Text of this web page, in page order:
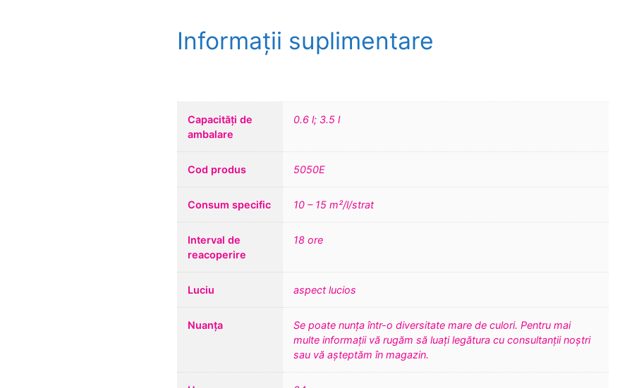
Informații suplimentare
Capacități de
ambalare
0.6 l; 3.5 l
Cod produs 5050E
Consum specific 10 – 15 m²/l/strat
Interval de
reacoperire
18 ore
Luciu aspect lucios
Nuanța
Se poate nunța într-o diversitate mare de culori. Pentru mai
multe informații vă rugăm să luați legătura cu consultanții noștri
sau vă așteptăm în magazin.